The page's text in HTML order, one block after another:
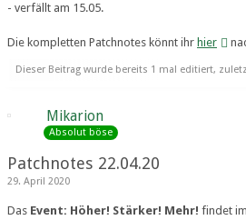
- verfällt am 15.05.
Die kompletten Patchnotes könnt ihr hier
Dieser Beitrag wurde bereits 1 mal editiert,
Mikarion
Absolut böse
Patchnotes 22.04.20
29. April 2020
Das Event: Höher! Stärker! Mehr! findet